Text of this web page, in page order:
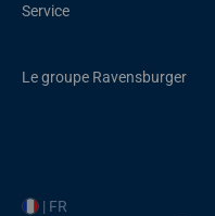
Service
Le groupe Ravensburger
| FR